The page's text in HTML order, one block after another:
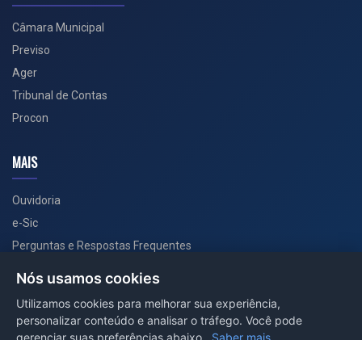
Câmara Municipal
Previso
Ager
Tribunal de Contas
Procon
MAIS
Ouvidoria
e-Sic
Perguntas e Respostas Frequentes
PORTAL COVID-19
Nós usamos cookies
Utilizamos cookies para melhorar sua experiência,
personalizar conteúdo e analisar o tráfego. Você pode
gerenciar suas preferências abaixo.
Saber mais